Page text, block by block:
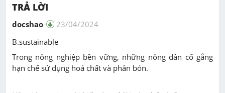
TRẢ LỜI
docshao
23/04/2024
B.sustainable
Trong nông nghiệp bền vững, những nông dân cố gắng
hạn chế sử dụng hoá chất và phân bón.